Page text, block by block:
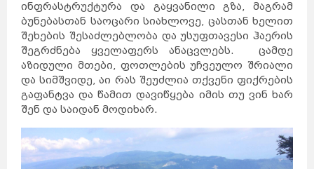
ინფრასტრუქტურა და გაყვანილი გზა, მაგრამ
ბუნებასთან საოცარი სიახლოვე, ცასთან ხელით
შეხების შესაძლებლობა და უსუფთავესი ჰაერის
შეგრძნება ყველაფერს ანაცვლებს. ცამდე
აზიდული მთები, ფოთლების უჩვეულო შრიალი
და სიმშვიდე, აი რას შეუძლია თქვენი ფიქრების
გაფანტვა და წამით დავიწყება იმის თუ ვინ ხარ
შენ და საიდან მოდიხარ.